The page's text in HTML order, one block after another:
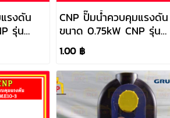
รงดัน
รุ่น
CNP ปั๊มน้ำควบคุมแรงดัน
ขนาด 0.75kW CNP รุ่น
CHME5-3 (220V)
1.00 ฿